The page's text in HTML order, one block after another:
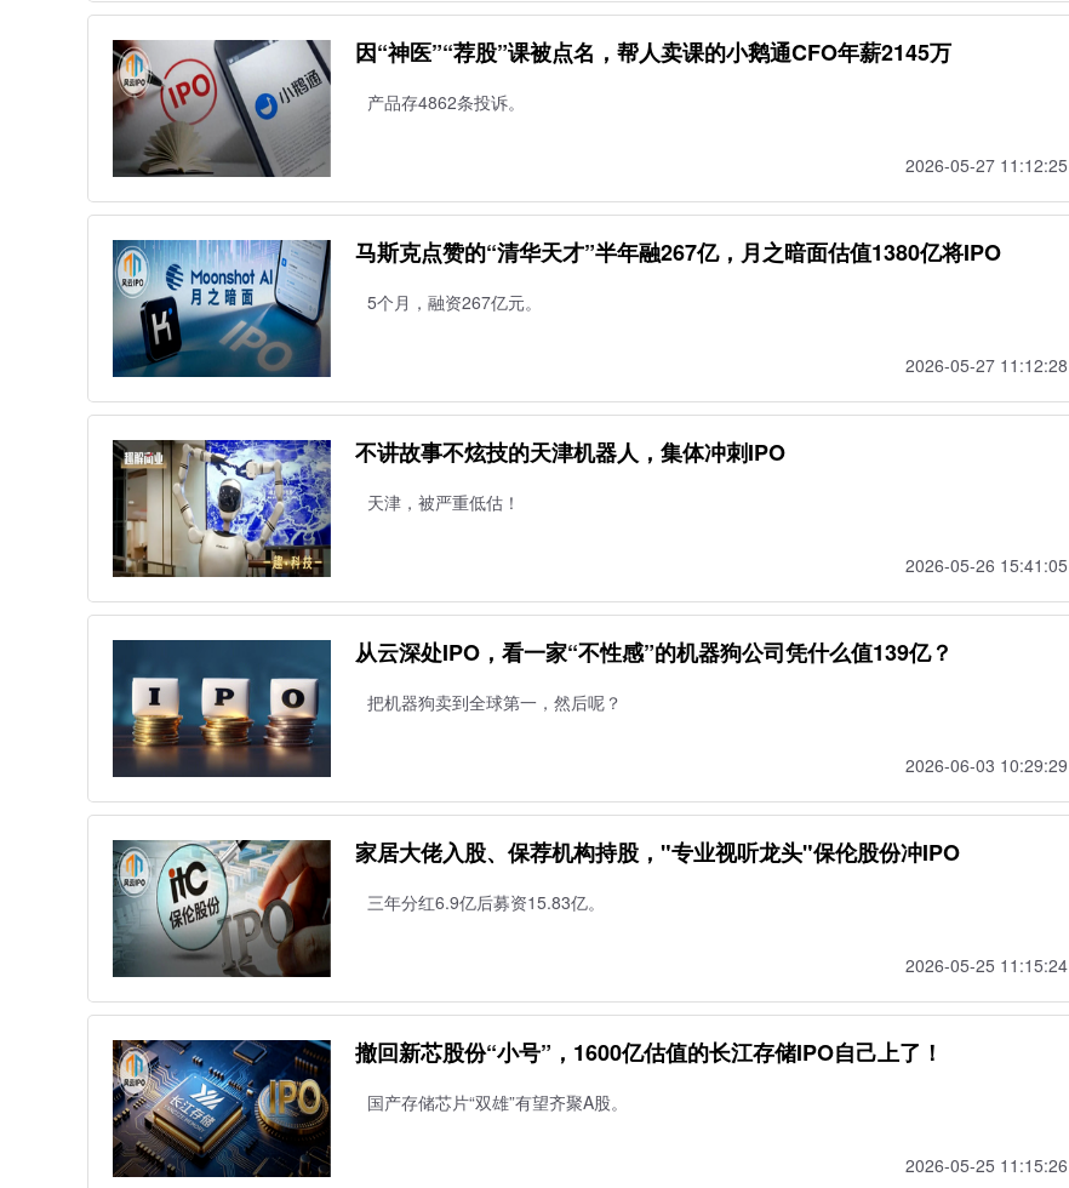
因“神医”“荐股”课被点名，帮人卖课的小鹅通CFO年薪2145万
产品存4862条投诉。
2026-05-27 11:12:25
马斯克点赞的“清华天才”半年融267亿，月之暗面估值1380亿将IPO
5个月，融资267亿元。
2026-05-27 11:12:28
不讲故事不炫技的天津机器人，集体冲刺IPO
天津，被严重低估！
2026-05-26 15:41:05
从云深处IPO，看一家“不性感”的机器狗公司凭什么值139亿？
把机器狗卖到全球第一，然后呢？
2026-06-03 10:29:29
家居大佬入股、保荐机构持股，"专业视听龙头"保伦股份冲IPO
三年分红6.9亿后募资15.83亿。
2026-05-25 11:15:24
撤回新芯股份“小号”，1600亿估值的长江存储IPO自己上了！
国产存储芯片“双雄”有望齐聚A股。
2026-05-25 11:15:26